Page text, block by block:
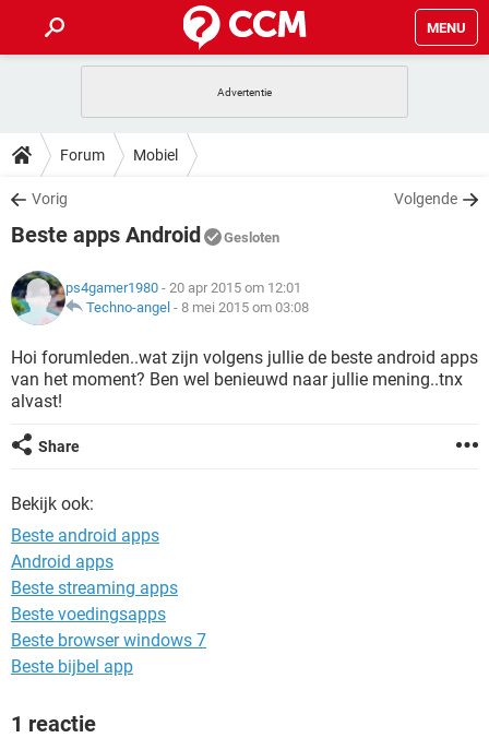
MENU
INSTAGRAM
NETFLIX
GRATIS SNAPCHAT
TIKTOK
HOW-TO
VIDEOBELLEN
GRATIS SNAPCHAT
TIKTOK
DOWNLOADS
VIDEOBELLEN GAMES
INSTAGRAM
NETFLIX CORONAVIRUS
GRATIS SNAPCHAT
TIKTOK
VIDEOBELLEN GAMES
INSTAGRAM
NETFLIX CORONAVIRUS
GRATIS
TIKTOK
ARTIKELEN
VIDEOBELLEN GAMES
INSTAGRAM WINDOWS 10
GRATIS
TIKTOK
Forum Mobiel
Vorig Volgende
Beste apps Android Gesloten
ps4gamer1980 - 20 apr 2015 om 12:01
Techno-angel - 8 mei 2015 om 03:08
Hoi forumleden..wat zijn volgens jullie de beste android apps
van het moment? Ben wel benieuwd naar jullie mening..tnx
alvast!
Share
Bekijk ook:
Beste android apps
Android apps
Beste streaming apps
Beste voedingsapps
Beste browser windows 7
Beste bijbel app
1 reactie